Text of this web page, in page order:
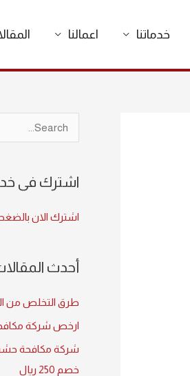
خدماتنا اعمالنا
c
o
اشترك فى
اشترك الان
أحدث
طرق التخلص من
ارخص شركة
خصم 250 ريال